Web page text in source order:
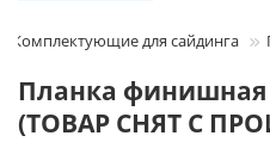
Комплектующие для сайдинга
Планка финишная
(ТОВАР СНЯТ С